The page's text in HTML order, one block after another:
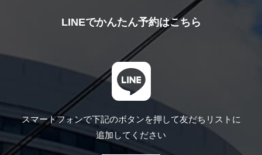
LINEでかんたん予約はこちら
スマートフォンで下記のボタンを押して友だちリストに
追加してください